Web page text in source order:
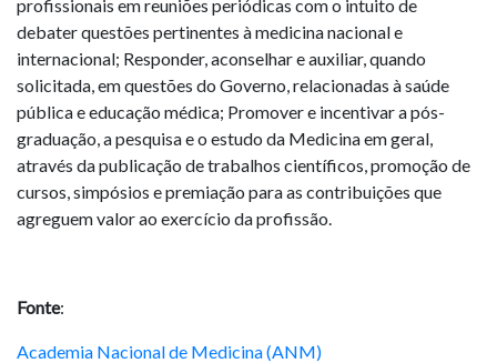
profissionais em reuniões periódicas com o intuito de
debater questões pertinentes à medicina nacional e
internacional; Responder, aconselhar e auxiliar, quando
solicitada, em questões do Governo, relacionadas à saúde
pública e educação médica; Promover e incentivar a pós-
graduação, a pesquisa e o estudo da Medicina em geral,
através da publicação de trabalhos científicos, promoção de
cursos, simpósios e premiação para as contribuições que
agreguem valor ao exercício da profissão.
Fonte:
Academia Nacional de Medicina (ANM)